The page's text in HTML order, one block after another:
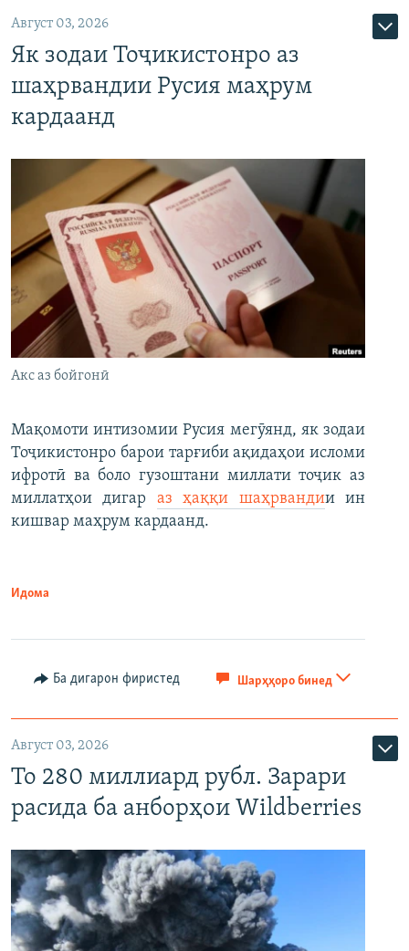
Август 03, 2026
Як зодаи Тоҷикистонро аз
шаҳрвандии Русия маҳрум
кардаанд
Акс аз бойгонӣ
Мақомоти интизомии Русия мегӯянд, як зодаи
Тоҷикистонро барои тарғиби ақидаҳои исломи
ифротӣ ва боло гузоштани миллати тоҷик аз
миллатҳои дигар аз ҳаққи шаҳрвандии ин
кишвар маҳрум кардаанд.
Идома
Ба дигарон фиристед Шарҳҳоро бинед
Август 03, 2026
То 280 миллиард рубл. Зарари
расида ба анборҳои Wildberries